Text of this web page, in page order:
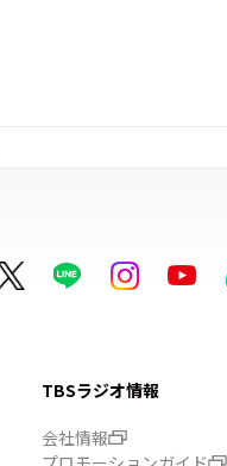
TBSラジオ情報
会社情報